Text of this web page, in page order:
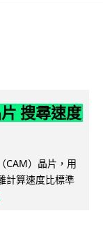
搜尋速度
CAM）晶片，用
計算速度比標準